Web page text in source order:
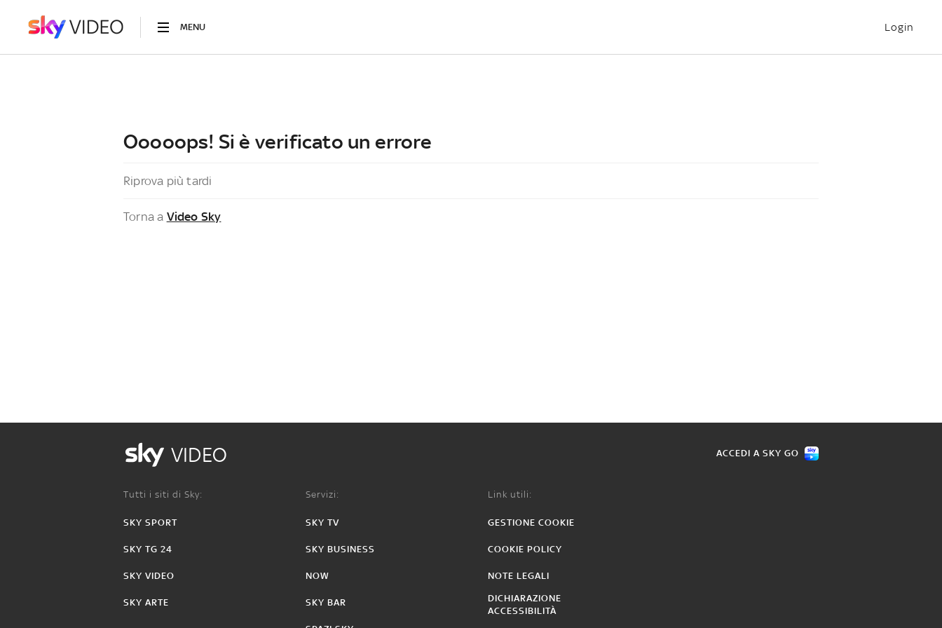
MENU Login
Ooooops! Si è verificato un errore
Riprova più tardi
Torna a Video Sky
VIDEO ACCEDI A SKY GO
Tutti i siti di Sky:
SKY SPORT
SKY TG 24
SKY VIDEO
SKY ARTE
Servizi:
SKY TV
SKY BUSINESS
NOW
SKY BAR
Link utili:
GESTIONE COOKIE
COOKIE POLICY
NOTE LEGALI
DICHIARAZIONE
ACCESSIBILITÀ